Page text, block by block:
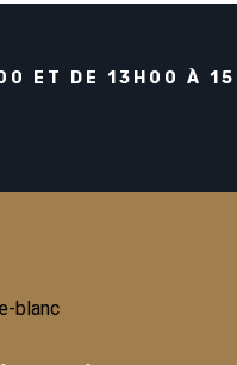
ET DE 13H00 À